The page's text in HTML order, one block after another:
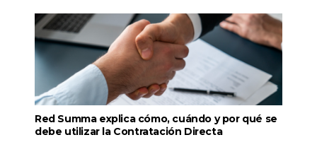
Red Summa explica cómo, cuándo y por qué se
debe utilizar la Contratación Directa